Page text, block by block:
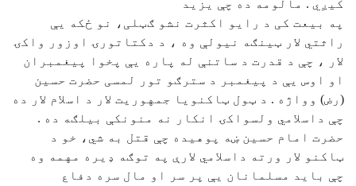
کيږي . مالومه ده چې يزيد
په بيعت کی د رايو اکثرت نشو ګټلی، نو ځکه يې
راثتي ﻻر ټينګه نيولې وه ، د دکتاتورۍ اوزور واکۍ
ﻻر ، چې د قدرت د ساتنې له پاره يې پخوا پيغمبران
او اوس يې د پيغمبر د سترګو تور لمسی حضرت حسين
(رض) وواژه . د ټول ټاکنويا جمهوريت ﻻر د اسلام ﻻر ده
چې داسلامي ولسواکۍ انکار نه منونکې بيلګه ده .
حضرت امام حسين ښه پوهيده چې قتل به شي، خو د
ټاکنو ﻻر ورته داسلامي ﻻرې په توګه ډيره مهمه وه
چې بايد مسلمانان يې پر سر او مال سره دفاع